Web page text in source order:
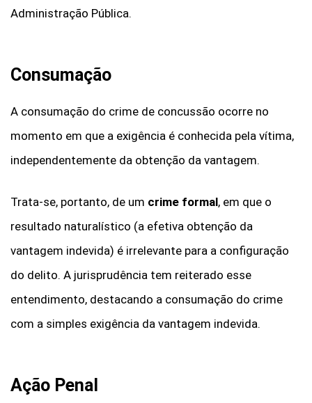
Administração Pública.
Consumação
A consumação do crime de concussão ocorre no
momento em que a exigência é conhecida pela vítima,
independentemente da obtenção da vantagem.
Trata-se, portanto, de um crime formal, em que o
resultado naturalístico (a efetiva obtenção da
vantagem indevida) é irrelevante para a configuração
do delito. A jurisprudência tem reiterado esse
entendimento, destacando a consumação do crime
com a simples exigência da vantagem indevida.
Ação Penal